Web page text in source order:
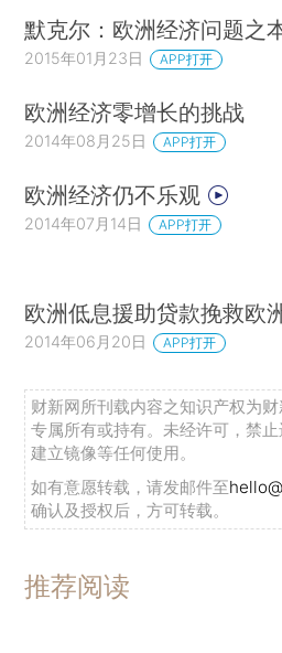
默克尔：欧洲经济问题之
2015年01月23日 APP打开
欧洲经济零增长的挑战
2014年08月25日 APP打开
欧洲经济仍不乐观
2014年07月14日 APP打开
欧洲低息援助贷款挽救欧
2014年06月20日 APP打开
财新网所刊载内容之知识产权为
专属所有或持有。未经许可，禁
建立镜像等任何使用。
如有意愿转载，请发邮件至
确认及授权后，方可转载。
推荐阅读